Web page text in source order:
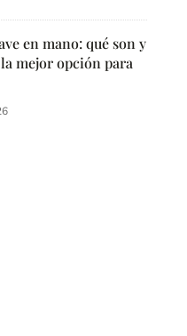
en mano: qué son y
mejor opción para